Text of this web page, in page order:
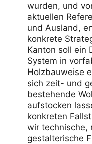
wurden, und
aktuellen
und Ausland,
konkrete
Kanton soll ein
System in
Holzbauweise
sich zeit- und
bestehende
aufstocken
konkreten
wir technische,
gestalterische